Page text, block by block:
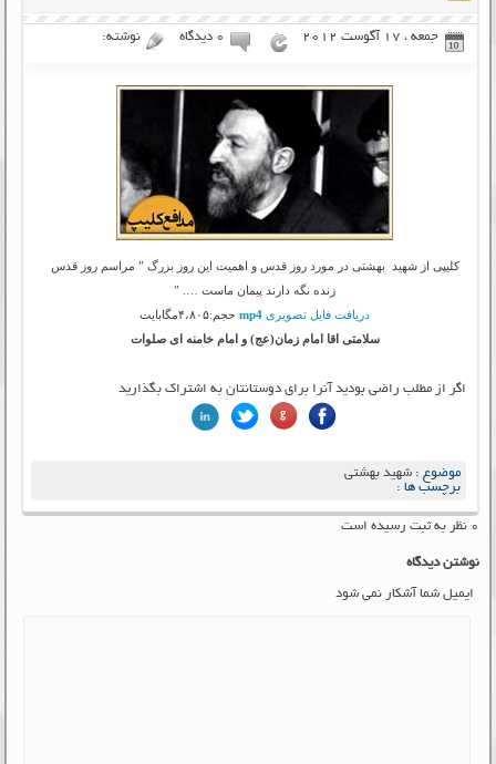
جمعه ، 17 آگوست 2012 ۰ دیدگاه نوشته:
کلیپی از شهید بهشتی در مورد روز قدس و اهمیت این روز بزرگ ” مراسم روز قدس
زنده نگه دارند پیمان ماست …. ”
دریافت فایل تصویری mp4 حجم:۴،۸۰۵مگابایت
سلامتی اقا امام زمان(عج) و امام خامنه ای صلوات
اگر از مطلب راضی بودید آنرا برای دوستانتان به اشتراک بگذارید
موضوع :شهید بهشتی
برچسب ها :
۰ نظر به ثبت رسیده است
نوشتن دیدگاه
ایمیل شما آشکار نمی شود